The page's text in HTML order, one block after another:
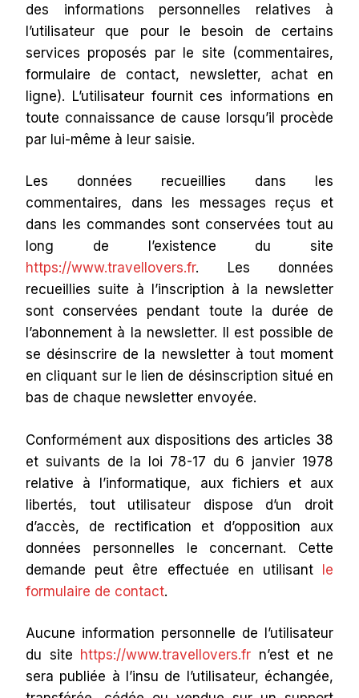
des informations personnelles relatives à
l’utilisateur que pour le besoin de certains
services proposés par le site (commentaires,
formulaire de contact, newsletter, achat en
ligne). L’utilisateur fournit ces informations en
toute connaissance de cause lorsqu’il procède
par lui-même à leur saisie.
Les données recueillies dans les
commentaires, dans les messages reçus et
dans les commandes sont conservées tout au
long de l’existence du site
https://www.travellovers.fr. Les données
recueillies suite à l’inscription à la newsletter
sont conservées pendant toute la durée de
l’abonnement à la newsletter. Il est possible de
se désinscrire de la newsletter à tout moment
en cliquant sur le lien de désinscription situé en
bas de chaque newsletter envoyée.
Conformément aux dispositions des articles 38
et suivants de la loi 78-17 du 6 janvier 1978
relative à l’informatique, aux fichiers et aux
libertés, tout utilisateur dispose d’un droit
d’accès, de rectification et d’opposition aux
données personnelles le concernant. Cette
demande peut être effectuée en utilisant le
formulaire de contact.
Aucune information personnelle de l’utilisateur
du site https://www.travellovers.fr n’est et ne
sera publiée à l’insu de l’utilisateur, échangée,